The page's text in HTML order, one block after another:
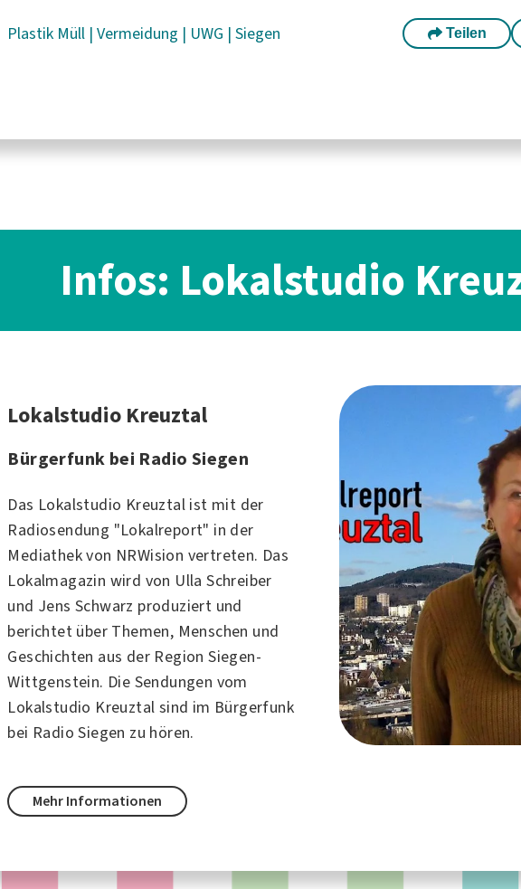
Plastik Müll |Vermeidung | UWG |Siegen Teilen
Infos: Lokalstudio
Lokalstudio Kreuztal
Bürgerfunk bei Radio Siegen
Das Lokalstudio Kreuztal ist mit der
Radiosendung "Lokalreport" in der
Mediathek von NRWision vertreten. Das
Lokalmagazin wird von Ulla Schreiber
und Jens Schwarz produziert und
berichtet über Themen, Menschen und
Geschichten aus der Region Siegen-
Wittgenstein. Die Sendungen vom
Lokalstudio Kreuztal sind im Bürgerfunk
bei Radio Siegen zu hören.
Mehr Informationen